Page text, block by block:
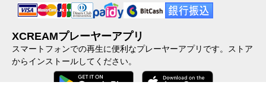
XCREAMプレーヤーアプリ
スマートフォンでの再生に便利なプレーヤーアプリです。ストア
からインストールしてください。